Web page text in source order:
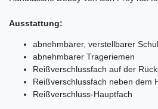
Ausstattung:
abnehmbarer, verstellbarer
abnehmbarer Trageriemen
Reißverschlussfach auf der
Reißverschlussfach neben dem
Reißverschluss-Hauptfach